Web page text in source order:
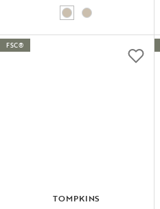
TOMPKINS
FSC®